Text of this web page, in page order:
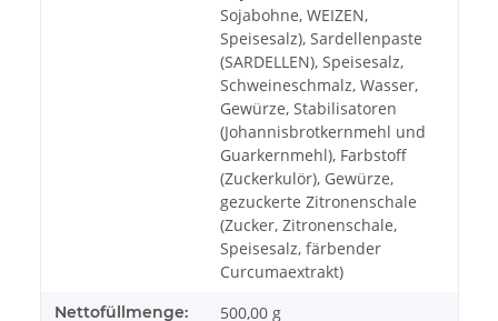
Sojabohne, WEIZEN,
Speisesalz), Sardellenpaste
(SARDELLEN), Speisesalz,
Schweineschmalz, Wasser,
Gewürze, Stabilisatoren
(Johannisbrotkernmehl und
Guarkernmehl), Farbstoff
(Zuckerkulör), Gewürze,
gezuckerte Zitronenschale
(Zucker, Zitronenschale,
Speisesalz, färbender
Curcumaextrakt)
Nettofüllmenge: 500,00 g